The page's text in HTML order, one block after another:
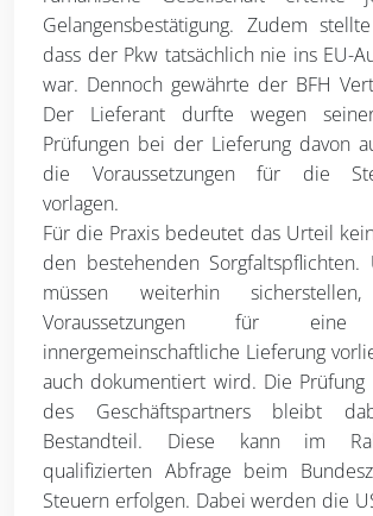
Gelangensbestätigung. Zudem
dass der Pkw tatsächlich nie ins EU-
war. Dennoch gewährte der BFH
Der Lieferant durfte wegen
Prüfungen bei der Lieferung davon
die Voraussetzungen für die
vorlagen.
Für die Praxis bedeutet das Urteil
den bestehenden Sorgfaltspflichten.
müssen weiterhin
Voraussetzungen für eine
innergemeinschaftliche Lieferung
auch dokumentiert wird. Die Prüfung
des Geschäftspartners bleibt
Bestandteil. Diese kann im
qualifizierten Abfrage beim
Steuern erfolgen. Dabei werden die